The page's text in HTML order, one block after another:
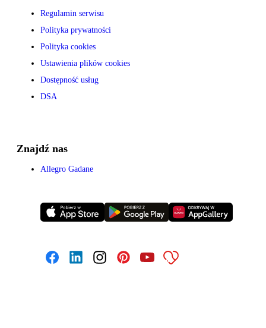
Regulamin serwisu
Polityka prywatności
Polityka cookies
Ustawienia plików cookies
Dostępność usług
DSA
Znajdź nas
Allegro Gadane